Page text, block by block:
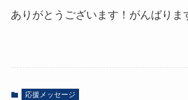
ありがとうございます！がんばりま
応援メッセージ